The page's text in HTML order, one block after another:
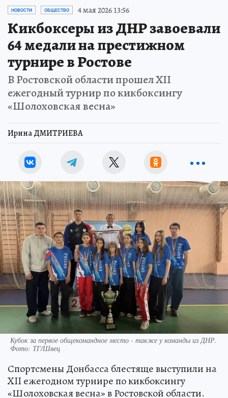
НОВОСТИ ОБЩЕСТВО 4 мая 2026 13:56
Кикбоксеры из ДНР завоевали
64 медали на престижном
турнире в Ростове
В Ростовской области прошел XII
ежегодный турнир по кикбоксингу
«Шолоховская весна»
Ирина ДМИТРИЕВА
Кубок за первое общекомандное место - также у команды из ДНР.
Фото: ТГ/Швец
Спортсмены Донбасса блестяще выступили на
XII ежегодном турнире по кикбоксингу
«Шолоховская весна» в Ростовской области.